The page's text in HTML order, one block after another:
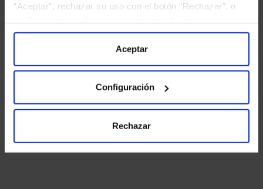
“Aceptar”, rechazar su uso con el botón “Rechazar”, o
“Configuración”. Consulta nuestraPolítica
para más información.
Aceptar
Configuración
Rechazar
He leídola política de privacidady consiento el
tratamiento de mis datos personales.